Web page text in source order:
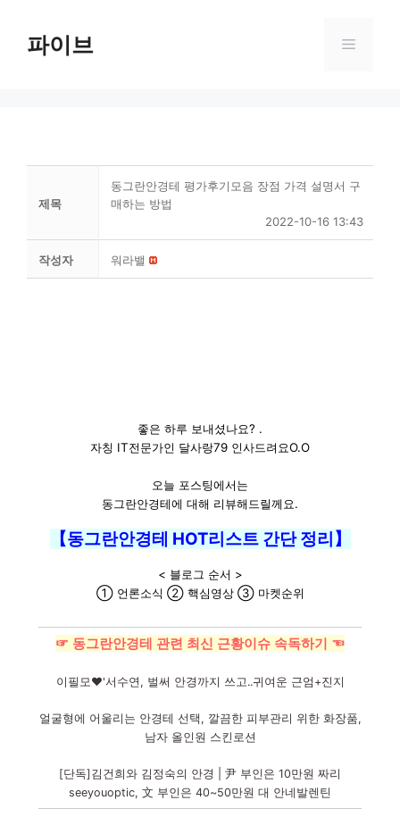
content파이브 Menu
제목
동그란안경테 평가후기모음 장점 가격 설명서 구
매하는 방법
2022-10-16 13:43
작성자 워라밸
좋은 하루 보내셨나요? .
자칭 IT전문가인 달사랑79 인사드려요O.O
오늘 포스팅에서는
동그란안경테에 대해 리뷰해드릴께요.
【동그란안경테 HOT리스트 간단 정리】
< 블로그 순서 >
① 언론소식 ② 핵심영상 ③ 마켓순위
☞ 동그란안경테 관련 최신 근황이슈 속독하기 ☜
이필모♥'서수연, 벌써 안경까지 쓰고..귀여운 근엄+진지
얼굴형에 어울리는 안경테 선택, 깔끔한 피부관리 위한 화장품,
남자 올인원 스킨로션
[단독]김건희와 김정숙의 안경 | 尹 부인은 10만원 짜리
seeyouoptic, 文 부인은 40~50만원 대 안네발렌틴